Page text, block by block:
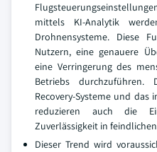
mittels KI-Analytik
Drohnensysteme. Diese
Nutzern, eine genauere
eine Verringerung des
Betriebs durchzuführen.
Recovery-Systeme und
reduzieren auch die
Zuverlässigkeit in
Dieser Trend wird